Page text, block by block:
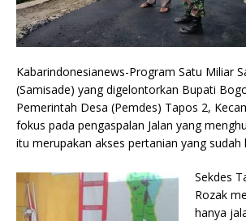
Kabarindonesianews-Program Satu Miliar
(Samisade) yang dige­lontorkan Bupati
Pemerintah Desa (Pem­des) Tapos 2,
fokus pada pengaspa­lan Jalan yang
itu merupakan akses per­tanian yang sudah
Sekdes
Rozak
hanya